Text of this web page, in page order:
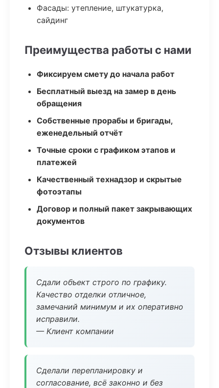
Фасады: утепление, штукатурка,
сайдинг
Преимущества работы с нами
Фиксируем смету до начала работ
Бесплатный выезд на замер в день
обращения
Собственные прорабы и бригады,
еженедельный отчёт
Точные сроки с графиком этапов и
платежей
Качественный технадзор и скрытые
фотоэтапы
Договор и полный пакет закрывающих
документов
Отзывы клиентов
Сдали объект строго по графику.
Качество отделки отличное,
замечаний минимум и их оперативно
исправили.
— Клиент компании
Сделали перепланировку и
согласование, всё законно и без